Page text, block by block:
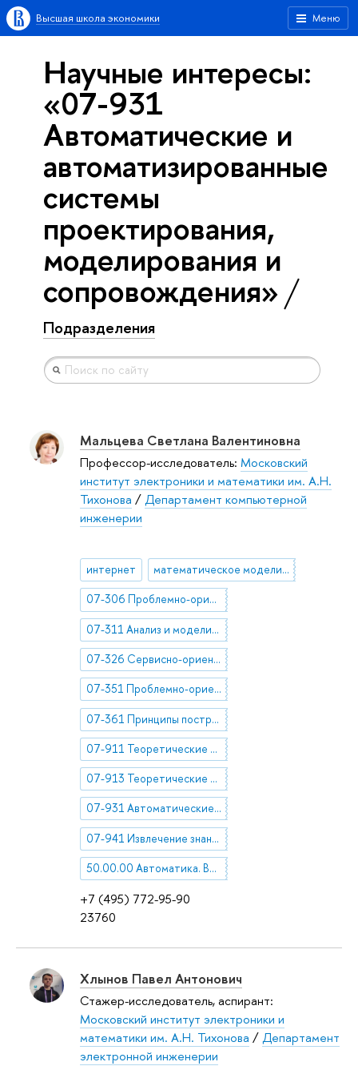
Меню
Высшая школа экономики
Научные интересы:
«07-931
Автоматические и
автоматизированные
системы
проектирования,
моделирования и
сопровождения»
Подразделения
+7 (495) 772-95-90
23760
Мальцева Светлана Валентиновна
Профессор-исследователь: Московский
институт электроники и математики им. А.Н.
Тихонова /Департамент компьютерной
инженерии
интернет математическое моделирование
07-306 Проблемно-ориентированные алгоритмы и системы
07-311 Анализ и моделирование средств создания и поддержки проблемно-
07-326 Сервисно-ориентированные системы
07-351 Проблемно-ориентированные базы данных
07-361 Принципы построения электронных социальных систем, сетей и оказания услуг; вычислительные эксперименты на моделях социальных процессов
07-911 Теоретические основы электронных социальных систем, сетей и услуг
07-913 Теоретические основы электронных образовательных систем, сетей и услуг
07-931 Автоматические и автоматизированные системы проектирования, моделирования и сопровождения
07-941 Извлечение знаний, базы данных и базы знаний
50.00.00 Автоматика. Вычислительная техника
Хлынов Павел Антонович
Стажер-исследователь, аспирант:
Московский институт электроники и
математики им. А.Н. Тихонова /Департамент
электронной инженерии